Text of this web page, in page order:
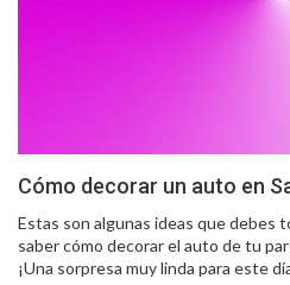
Cómo decorar un auto en
Estas son algunas ideas que debes
saber cómo decorar el auto de tu
¡Una sorpresa muy linda para este